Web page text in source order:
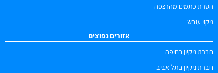
הסרת כתמים מהרצפה
ניקוי עובש
אזורים נפוצים
חברת ניקיון בחיפה
חברת ניקיון בתל אביב